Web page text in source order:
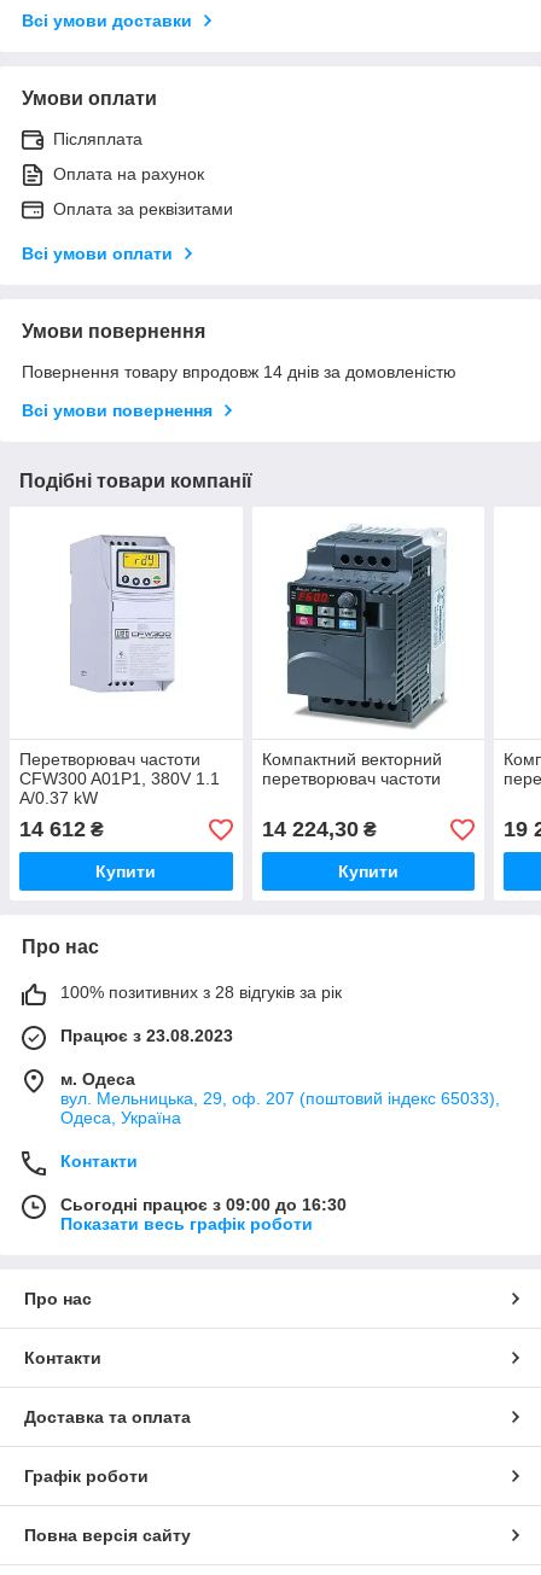
Всі умови доставки
Умови оплати
Післяплата
Оплата на рахунок
Оплата за реквізитами
Всі умови оплати
Умови повернення
Повернення товару впродовж 14 днів за домовленістю
Всі умови повернення
Подібні товари компанії
Перетворювач частоти
CFW300 A01P1, 380V 1.1
A/0.37 kW
14 612 ₴
Купити
Компактний векторний
перетворювач частоти
14 224,30₴
Купити
19
Про нас
100% позитивних з 28 відгуків за рік
Працює з 23.08.2023
м. Одеса
вул. Мельницька, 29, оф. 207 (поштовий індекс 65033),
Одеса, Україна
Контакти
Сьогодні працює з 09:00 до 16:30
Показати весь графік роботи
Про нас
Контакти
Доставка та оплата
Графік роботи
Повна версія сайту